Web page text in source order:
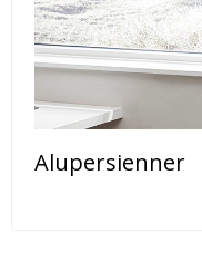
Alupersienner